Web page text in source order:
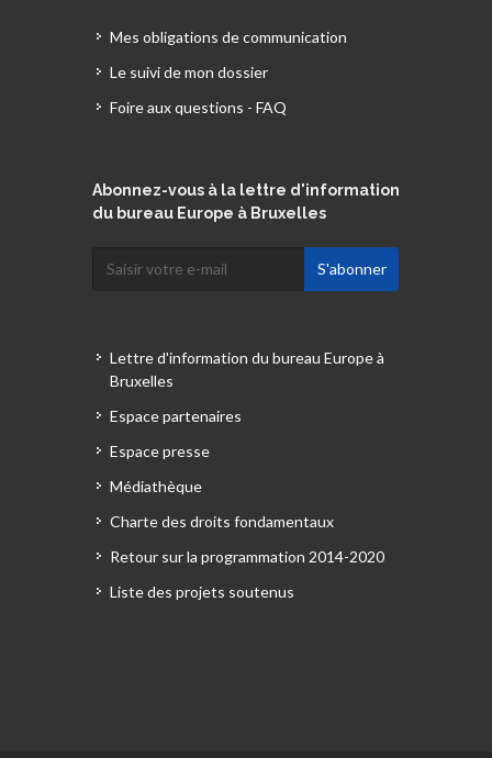
Mes obligations de communication
Le suivi de mon dossier
Foire aux questions - FAQ
Abonnez-vous à la lettre d'information
du bureau Europe à Bruxelles
Lettre d'information du bureau Europe à
Bruxelles
Espace partenaires
Espace presse
Médiathèque
Charte des droits fondamentaux
Retour sur la programmation 2014-2020
Liste des projets soutenus